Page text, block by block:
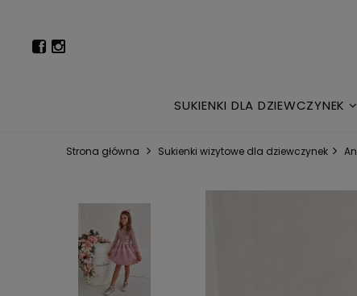
SUKIENKI DLA DZIEWCZYNEK
Strona główna Sukienki wizytowe dla dziewczynek